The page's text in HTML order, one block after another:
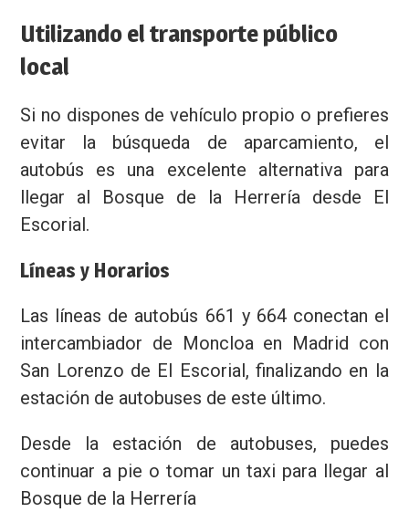
Utilizando el transporte público
local
Si no dispones de vehículo propio o prefieres
evitar la búsqueda de aparcamiento, el
autobús es una excelente alternativa para
llegar al Bosque de la Herrería desde El
Escorial.
Líneas y Horarios
Las líneas de autobús 661 y 664 conectan el
intercambiador de Moncloa en Madrid con
San Lorenzo de El Escorial, finalizando en la
estación de autobuses de este último.
Desde la estación de autobuses, puedes
continuar a pie o tomar un taxi para llegar al
Bosque de la Herrería